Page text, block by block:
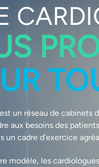
un réseau de cabinets
aux besoins des
un cadre d’exercice
modèle, les